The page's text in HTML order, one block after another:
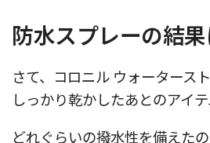
防水スプレーの結
さて、コロニル ウォータース
しっかり乾かしたあとのアイテ
どれぐらいの撥水性を備えた